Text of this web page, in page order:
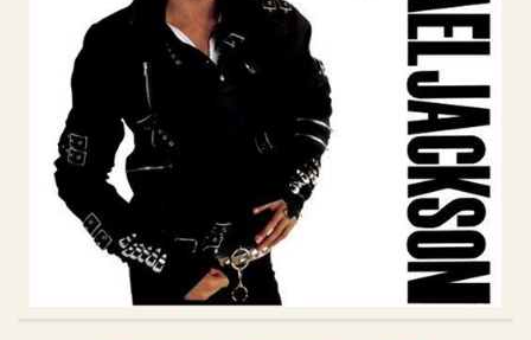
ᲙᲐᲚᲐᲗᲐᲨᲘ ᲓᲐᲛᲐᲢᲔᲑᲐ